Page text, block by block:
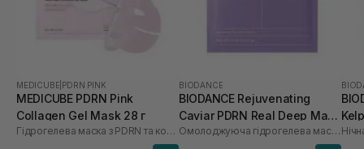
MEDICUBE PDRN PINK
MEDICUBE PDRN Pink
Collagen Gel Mask 28 г
Гідрогелева маска з PDRN та колагеном
BIODANCE
BIODANCE Rejuvenating
Caviar PDRN Real Deep Mask
1 шт
Омолоджуюча гідрогелева маска з ікрою і PDRN